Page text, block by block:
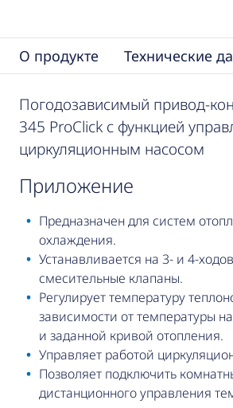
О продукте Технические
Погодозависимый привод-
345 ProClick с функцией
циркуляционным насосом
приложение
Предназначен для систем
охлаждения.
Устанавливается на 3- и 4-
смесительные клапаны.
Регулирует температуру
зависимости от температуры
и заданной кривой отопления.
Управляет работой
Позволяет подключить
дистанционного управления